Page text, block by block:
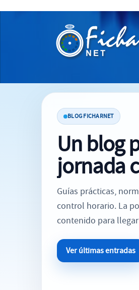
BLOG FICHARNET
Un blog
jornada
Guías prácticas,
control horario. La
contenido para
Ver últimas entradas